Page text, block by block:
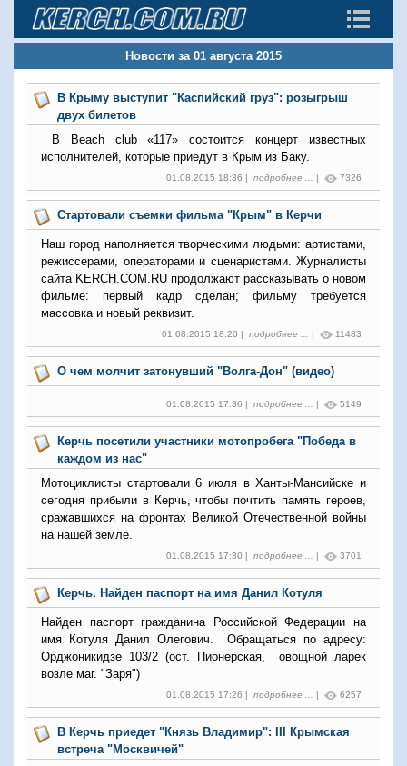
Новости за 01 августа 2015
В Крыму выступит "Каспийский груз": розыгрыш
двух билетов
В Beach club «117» состоится концерт известных
исполнителей, которые приедут в Крым из Баку.
01.08.2015 18:36 | подробнее ... | 7326
Стартовали съемки фильма "Крым" в Керчи
Наш город наполняется творческими людьми: артистами,
режиссерами, операторами и сценаристами. Журналисты
сайта KERCH.COM.RU продолжают рассказывать о новом
фильме: первый кадр сделан; фильму требуется
массовка и новый реквизит.
01.08.2015 18:20 | подробнее ... | 11483
О чем молчит затонувший "Волга-Дон" (видео)
01.08.2015 17:36 | подробнее ... | 5149
Керчь посетили участники мотопробега "Победа в
каждом из нас"
Мотоциклисты стартовали 6 июля в Ханты-Мансийске и
сегодня прибыли в Керчь, чтобы почтить память героев,
сражавшихся на фронтах Великой Отечественной войны
на нашей земле.
01.08.2015 17:30 | подробнее ... | 3701
Керчь. Найден паспорт на имя Данил Котуля
Найден паспорт гражданина Российской Федерации на
имя Котуля Данил Олегович. Обращаться по адресу:
Орджоникидзе 103/2 (ост. Пионерская, овощной ларек
возле маг. "Заря")
01.08.2015 17:26 | подробнее ... | 6257
В Керчь приедет "Князь Владимир": III Крымская
встреча "Москвичей"